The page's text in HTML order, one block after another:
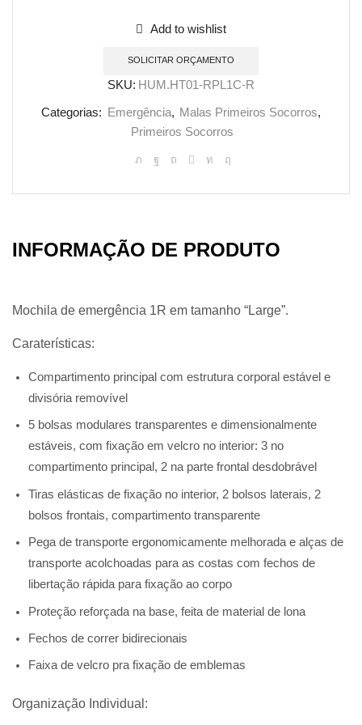
Mochila
Emergência
AEROcase
Add to wishlist
SOLICITAR ORÇAMENTO
SKU: HUM.HT01-RPL1C-R
Categorias: Emergência, Malas Primeiros Socorros,
Primeiros Socorros
INFORMAÇÃO DE PRODUTO
Mochila de emergência 1R em tamanho “Large”.
Caraterísticas:
Compartimento principal com estrutura corporal estável e
divisória removível
5 bolsas modulares transparentes e dimensionalmente
estáveis, com fixação em velcro no interior: 3 no
compartimento principal, 2 na parte frontal desdobrável
Tiras elásticas de fixação no interior, 2 bolsos laterais, 2
bolsos frontais, compartimento transparente
Pega de transporte ergonomicamente melhorada e alças de
transporte acolchoadas para as costas com fechos de
libertação rápida para fixação ao corpo
Proteção reforçada na base, feita de material de lona
Fechos de correr bidirecionais
Faixa de velcro pra fixação de emblemas
Organização Individual: